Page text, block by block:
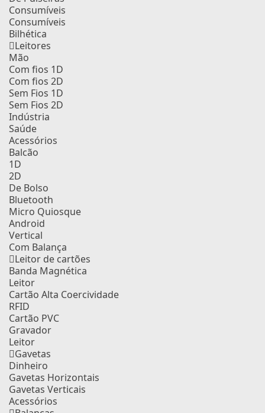
Consumíveis
Consumíveis
Bilhética
Leitores
Mão
Com fios 1D
Com fios 2D
Sem Fios 1D
Sem Fios 2D
Indústria
Saúde
Acessórios
Balcão
1D
2D
De Bolso
Bluetooth
Micro Quiosque
Android
Vertical
Com Balança
Leitor de cartões
Banda Magnética
Leitor
Cartão Alta Coercividade
RFID
Cartão PVC
Gravador
Leitor
Gavetas
Dinheiro
Gavetas Horizontais
Gavetas Verticais
Acessórios